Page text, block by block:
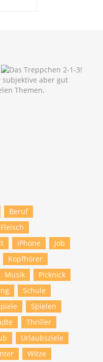
subjektive aber gut
Themen.
Beruf
Fleisch
iPhone
Job
Kopfhörer
Musik
Picknick
Schule
Spielen
Thriller
Urlaubsziele
Witze